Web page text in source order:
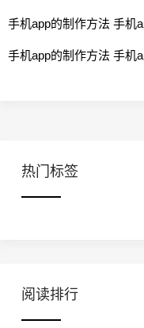
手机app的制作方法 手机
手机app的制作方法 手机
热门标签
阅读排行